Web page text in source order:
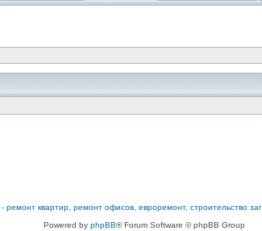
- ремонт квартир, ремонт офисов, евроремонт, строительство
Powered by phpBB® Forum Software © phpBB Group